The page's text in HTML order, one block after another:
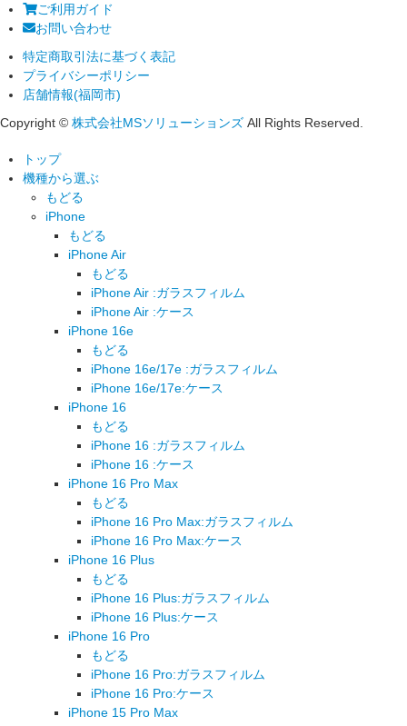
ご利用ガイド
お問い合わせ
特定商取引法に基づく表記
プライバシーポリシー
店舗情報(福岡市)
Copyright © 株式会社MSソリューションズ All Rights Reserved.
トップ
機種から選ぶ
もどる
iPhone
もどる
iPhone Air
もどる
iPhone Air :ガラスフィルム
iPhone Air :ケース
iPhone 16e
もどる
iPhone 16e/17e :ガラスフィルム
iPhone 16e/17e:ケース
iPhone 16
もどる
iPhone 16 :ガラスフィルム
iPhone 16 :ケース
iPhone 16 Pro Max
もどる
iPhone 16 Pro Max:ガラスフィルム
iPhone 16 Pro Max:ケース
iPhone 16 Plus
もどる
iPhone 16 Plus:ガラスフィルム
iPhone 16 Plus:ケース
iPhone 16 Pro
もどる
iPhone 16 Pro:ガラスフィルム
iPhone 16 Pro:ケース
iPhone 15 Pro Max